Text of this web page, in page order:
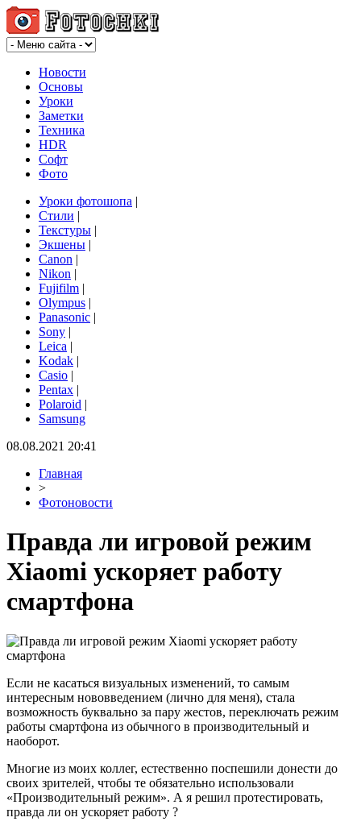
Новости
Основы
Уроки
Заметки
Техника
HDR
Софт
Фото
Уроки фотошопа |
Стили |
Текстуры |
Экшены |
Canon |
Nikon |
Fujifilm |
Olympus |
Panasonic |
Sony |
Leica |
Kodak |
Casio |
Pentax |
Polaroid |
Samsung
08.08.2021 20:41
Главная
>
Фотоновости
Правда ли игровой режим
Xiaomi ускоряет работу
смартфона
Если не касаться визуальных изменений, то самым
интересным нововведением (лично для меня), стала
возможность буквально за пару жестов, переключать режим
работы смартфона из обычного в производительный и
наоборот.
Многие из моих коллег, естественно поспешили донести до
своих зрителей, чтобы те обязательно использовали
«Производительный режим». А я решил протестировать,
правда ли он ускоряет работу ?